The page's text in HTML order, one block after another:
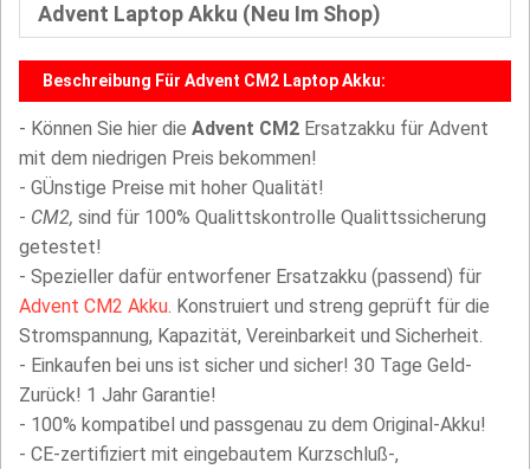
Advent Laptop Akku (Neu Im Shop)
Beschreibung Für Advent CM2 Laptop Akku:
- Können Sie hier die Advent CM2 Ersatzakku für Advent
mit dem niedrigen Preis bekommen!
- GÜnstige Preise mit hoher Qualität!
- CM2, sind für 100% Qualittskontrolle Qualittssicherung
getestet!
- Spezieller dafür entworfener Ersatzakku (passend) für
Advent CM2 Akku. Konstruiert und streng geprüft für die
Stromspannung, Kapazität, Vereinbarkeit und Sicherheit.
- Einkaufen bei uns ist sicher und sicher! 30 Tage Geld-
Zurück! 1 Jahr Garantie!
- 100% kompatibel und passgenau zu dem Original-Akku!
- CE-zertifiziert mit eingebautem Kurzschluß-,